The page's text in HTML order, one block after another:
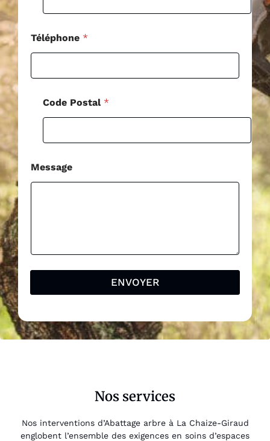
e
o
m
Téléphone *
Code Postal *
Message
ENVOYER
Nos services
Nos interventions d’Abattage arbre à La Chaize-Giraud
englobent l’ensemble des exigences en soins d’espaces